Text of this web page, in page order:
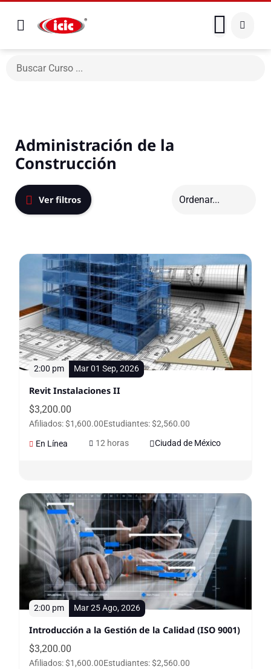
Administración de la
Construcción
Ver filtros
2:00 pm Mar 01 Sep, 2026
Revit Instalaciones II
$3,200.00
Afiliados: $1,600.00Estudiantes: $2,560.00
En Línea
12 horas Ciudad de México
2:00 pm Mar 25 Ago, 2026
Introducción a la Gestión de la Calidad (ISO 9001)
$3,200.00
Afiliados: $1,600.00Estudiantes: $2,560.00